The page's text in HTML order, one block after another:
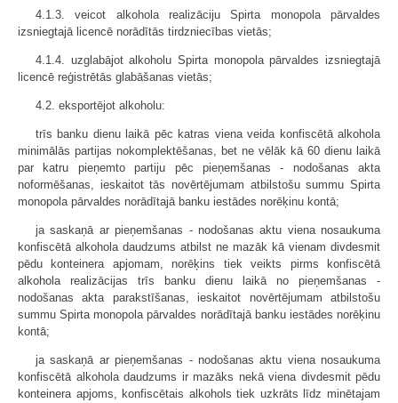
4.1.3. veicot alkohola realizāciju Spirta monopola pārvaldes
izsniegtajā licencē norādītās tirdzniecības vietās;
4.1.4. uzglabājot alkoholu Spirta monopola pārvaldes izsniegtajā
licencē reģistrētās glabāšanas vietās;
4.2. eksportējot alkoholu:
trīs banku dienu laikā pēc katras viena veida konfiscētā alkohola
minimālās partijas nokomplektēšanas, bet ne vēlāk kā 60 dienu laikā
par katru pieņemto partiju pēc pieņemšanas - nodošanas akta
noformēšanas, ieskaitot tās novērtējumam atbilstošu summu Spirta
monopola pārvaldes norādītajā banku iestādes norēķinu kontā;
ja saskaņā ar pieņemšanas - nodošanas aktu viena nosaukuma
konfiscētā alkohola daudzums atbilst ne mazāk kā vienam divdesmit
pēdu konteinera apjomam, norēķins tiek veikts pirms konfiscētā
alkohola realizācijas trīs banku dienu laikā no pieņemšanas -
nodošanas akta parakstīšanas, ieskaitot novērtējumam atbilstošu
summu Spirta monopola pārvaldes norādītajā banku iestādes norēķinu
kontā;
ja saskaņā ar pieņemšanas - nodošanas aktu viena nosaukuma
konfiscētā alkohola daudzums ir mazāks nekā viena divdesmit pēdu
konteinera apjoms, konfiscētais alkohols tiek uzkrāts līdz minētajam